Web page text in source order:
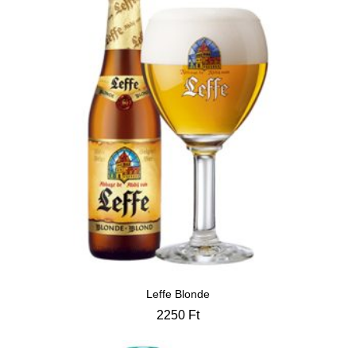
Leffe Blonde
2250 Ft